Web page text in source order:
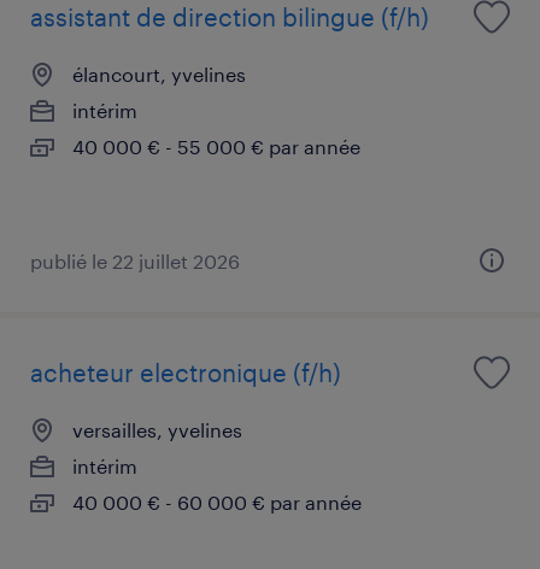
assistant de direction bilingue (f/h)
élancourt, yvelines
intérim
40 000 € - 55 000 € par année
publié le 22 juillet 2026
acheteur electronique (f/h)
versailles, yvelines
intérim
40 000 € - 60 000 € par année